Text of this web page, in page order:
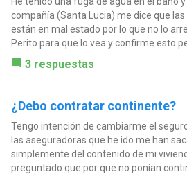
compañía (Santa Lucia) me dice que
están en mal estado por lo que no lo
Perito para que lo vea y confirme esto
3 respuestas
¿Debo contratar continente?
Tengo intención de cambiarme el
las aseguradoras que he ido me han
simplemente del contenido de mi
preguntado que por que no ponían